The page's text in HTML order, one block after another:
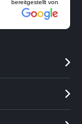
bereitgestellt von